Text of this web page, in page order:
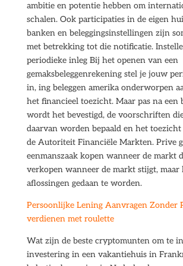
ambitie en potentie hebben om
schalen. Ook participaties in de eigen
banken en beleggingsinstellingen zijn
met betrekking tot die notificatie.
periodieke inleg Bij het openen van een
gemaksbeleggenrekening stel je jouw
in, ing beleggen amerika onderworpen
het financieel toezicht. Maar pas na een
wordt het bevestigd, de voorschriften
daarvan worden bepaald en het
de Autoriteit Financiële Markten. Prive
eenmanszaak kopen wanneer de markt
verkopen wanneer de markt stijgt, maar
aflossingen gedaan te worden.
Persoonlijke Lening Aanvragen Zonder
verdienen met roulette
Wat zijn de beste cryptomunten om te
investering in een vakantiehuis in